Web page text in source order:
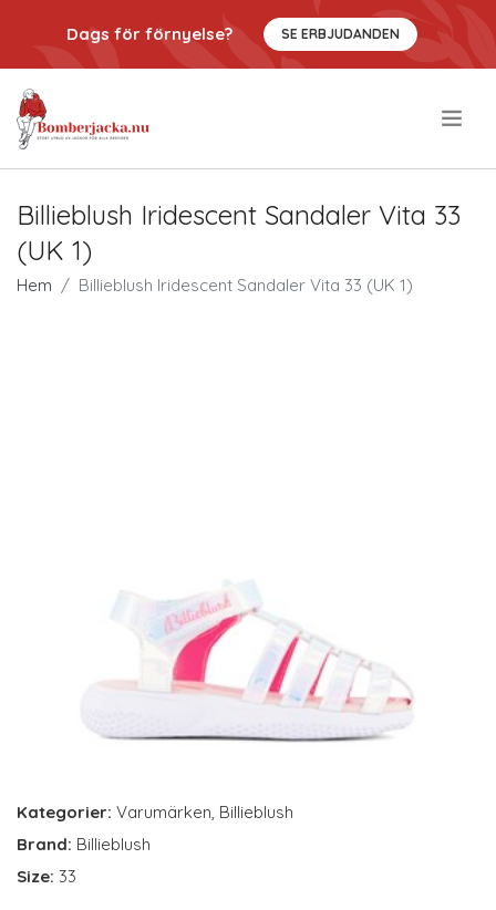
Dags för förnyelse? SE ERBJUDANDEN
Billieblush Iridescent Sandaler Vita 33
(UK 1)
Hem Billieblush Iridescent Sandaler Vita 33 (UK 1)
Kategorier: Varumärken, Billieblush
Brand: Billieblush
Size: 33